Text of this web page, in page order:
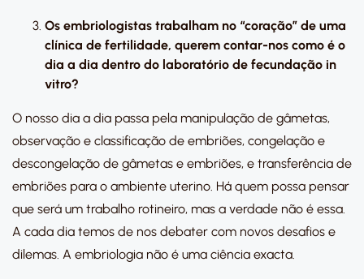
Os embriologistas trabalham no “coração” de uma
clínica de fertilidade, querem contar-nos como é o
dia a dia dentro do laboratório de fecundação in
vitro?
O nosso dia a dia passa pela manipulação de gâmetas,
observação e classificação de embriões, congelação e
descongelação de gâmetas e embriões, e transferência de
embriões para o ambiente uterino. Há quem possa pensar
que será um trabalho rotineiro, mas a verdade não é essa.
A cada dia temos de nos debater com novos desafios e
dilemas. A embriologia não é uma ciência exacta.